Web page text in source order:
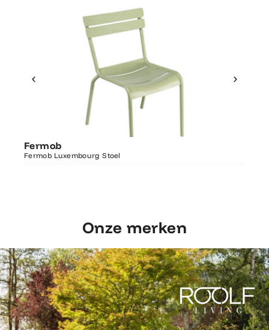
Fermob
Fermob Luxembourg Stoel
Ontdek Fermob
Luxembourg Stoel
Onze merken